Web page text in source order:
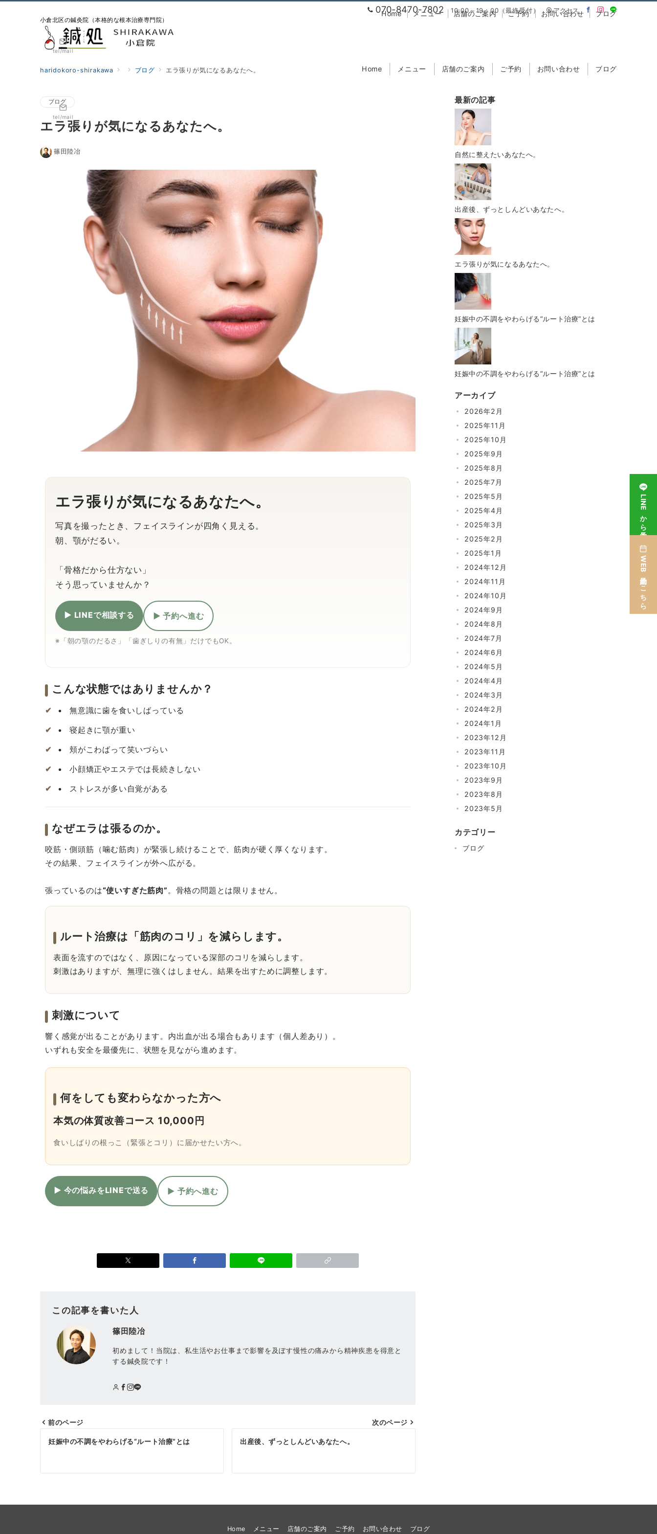
070-8470-7802 10:00～19：00（最終受付） アクセス
小倉北区の鍼灸院（本格的な根本治療専門院）
Home メニュー 店舗のご案内 ご予約 お問い合わせ ブログ
tel/mail
Home メニュー 店舗のご案内 ご予約 お問い合わせ ブログ
tel/mail
haridokoro-shirakawa ブログ エラ張りが気になるあなたへ。
ブログ
エラ張りが気になるあなたへ。
篠田陸冶
エラ張りが気になるあなたへ。
写真を撮ったとき、フェイスラインが四角く見える。
朝、顎がだるい。
「骨格だから仕方ない」
そう思っていませんか？
▶ LINEで相談する ▶ 予約へ進む
※「朝の顎のだるさ」「歯ぎしりの有無」だけでもOK。
こんな状態ではありませんか？
無意識に歯を食いしばっている
寝起きに顎が重い
頬がこわばって笑いづらい
小顔矯正やエステでは長続きしない
ストレスが多い自覚がある
なぜエラは張るのか。
咬筋・側頭筋（噛む筋肉）が緊張し続けることで、筋肉が硬く厚くなります。
その結果、フェイスラインが外へ広がる。
張っているのは“使いすぎた筋肉”。骨格の問題とは限りません。
ルート治療は「筋肉のコリ」を減らします。
表面を流すのではなく、原因になっている深部のコリを減らします。
刺激はありますが、無理に強くはしません。結果を出すために調整します。
刺激について
響く感覚が出ることがあります。内出血が出る場合もあります（個人差あり）。
いずれも安全を最優先に、状態を見ながら進めます。
何をしても変わらなかった方へ
本気の体質改善コース 10,000円
食いしばりの根っこ（緊張とコリ）に届かせたい方へ。
▶ 今の悩みをLINEで送る ▶ 予約へ進む
この記事を書いた人
篠田陸冶
初めまして！当院は、私生活やお仕事まで影響を及ぼす慢性の痛みから精神疾患を得意と
する鍼灸院です！
前のページ
妊娠中の不調をやわらげる“ルート治療”とは
次のページ
出産後、ずっとしんどいあなたへ。
最新の記事
自然に整えたいあなたへ。
出産後、ずっとしんどいあなたへ。
エラ張りが気になるあなたへ。
妊娠中の不調をやわらげる“ルート治療”とは
妊娠中の不調をやわらげる“ルート治療”とは
アーカイブ
2026年2月
2025年11月
2025年10月
2025年9月
2025年8月
2025年7月
2025年5月
2025年4月
2025年3月
2025年2月
2025年1月
2024年12月
2024年11月
2024年10月
2024年9月
2024年8月
2024年7月
2024年6月
2024年5月
2024年4月
2024年3月
2024年2月
2024年1月
2023年12月
2023年11月
2023年10月
2023年9月
2023年8月
2023年5月
カテゴリー
ブログ
Home メニュー 店舗のご案内 ご予約 お問い合わせ ブログ
LINEから予約
WEB予約はこちら